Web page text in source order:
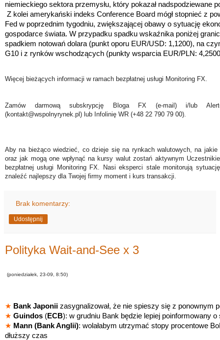
niemieckiego sektora przemysłu, który pokazał nadspodziewane
Z kolei amerykański indeks Conference Board mógł stopnieć z
Fed w poprzednim tygodniu, zwiększającej obawy o sytuację
gospodarce świata. W przypadku spadku wskaźnika poniżej
spadkiem notowań dolara (punkt oporu EUR/USD: 1,1200), na
G10 i z rynków wschodzących (punkty wsparcia EUR/PLN:
Więcej bieżących informacji w ramach bezpłatnej usługi Monitoring FX.
Zamów darmową subskrypcję Bloga FX (e-mail) i/lub
(kontakt@wspolnyrynek.pl) lub Infolinię WR (+48 22 790 79 00).
Aby na bieżąco wiedzieć, co dzieje się na rynkach walutowych, na
oraz jak mogą one wpłynąć na kursy walut zostań aktywnym
bezpłatnej usługi Monitoring FX. Nasi eksperci stale monitorują
znaleźć najlepszy dla Twojej firmy moment i kurs transakcji.
Brak komentarzy:
Udostępnij
Polityka Wait-and-See x 3
(poniedziałek, 23-09, 8:50)
★ Bank Japonii zasygnalizował, że nie spieszy się z ponownym
★ Guindos (ECB): w grudniu Bank będzie lepiej poinformowany
★ Mann (Bank Anglii): wolałabym utrzymać stopy procentowe
dłuższy czas